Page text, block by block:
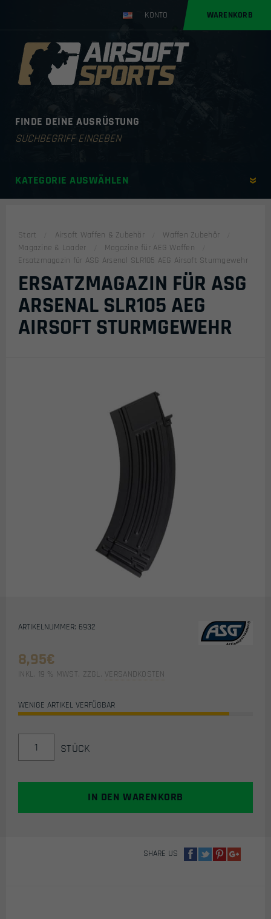
KONTO WARENKORB
FINDE DEINE AUSRÜSTUNG
Products
KATEGORIE AUSWÄHLEN
Start Airsoft Waffen & Zubehör
Waffen Zubehör
Magazine & Loader
Magazine für AEG Waffen
Ersatzmagazin für ASG Arsenal SLR105 AEG Airsoft Sturmgewehr
ERSATZMAGAZIN FÜR ASG
ARSENAL SLR105 AEG
AIRSOFT STURMGEWEHR
ARTIKELNUMMER: 6932
8,95€
INKL. 19 % MWST. ZZGL. VERSANDKOSTEN
WENIGE ARTIKEL VERFÜGBAR
ASG
AIRSOFT
STÜCK
IN DEN WARENKORB
SHARE US